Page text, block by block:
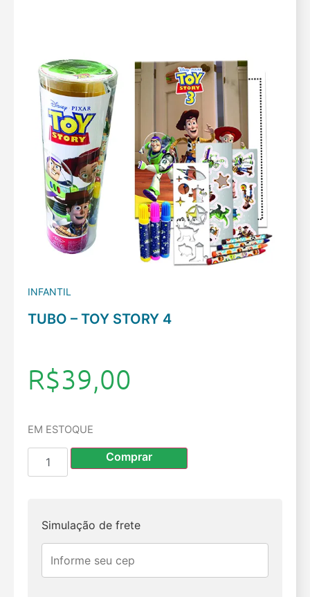
INFANTIL
TUBO – TOY STORY 4
R$39,00
EM ESTOQUE
Comprar
Simulação de frete